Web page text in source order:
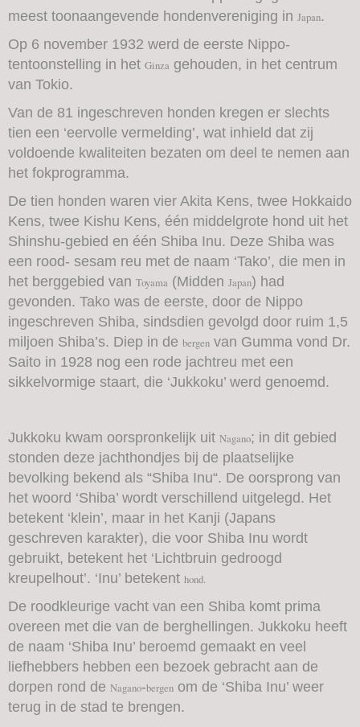
meest toonaangevende hondenvereniging in Japan.
Op 6 november 1932 werd de eerste Nippo-
tentoonstelling in het Ginza gehouden, in het centrum
van Tokio.
Van de 81 ingeschreven honden kregen er slechts
tien een ‘eervolle vermelding’, wat inhield dat zij
voldoende kwaliteiten bezaten om deel te nemen aan
het fokprogramma.
De tien honden waren vier Akita Kens, twee Hokkaido
Kens, twee Kishu Kens, één middelgrote hond uit het
Shinshu-gebied en één Shiba Inu. Deze Shiba was
een rood- sesam reu met de naam ‘Tako’, die men in
het berggebied van Toyama (Midden Japan) had
gevonden. Tako was de eerste, door de Nippo
ingeschreven Shiba, sindsdien gevolgd door ruim 1,5
miljoen Shiba’s. Diep in de bergen van Gumma vond Dr.
Saito in 1928 nog een rode jachtreu met een
sikkelvormige staart, die ‘Jukkoku’ werd genoemd.
Jukkoku kwam oorspronkelijk uit Nagano; in dit gebied
stonden deze jachthondjes bij de plaatselijke
bevolking bekend als “Shiba Inu“. De oorsprong van
het woord ‘Shiba’ wordt verschillend uitgelegd. Het
betekent ‘klein’, maar in het Kanji (Japans
geschreven karakter), die voor Shiba Inu wordt
gebruikt, betekent het ‘Lichtbruin gedroogd
kreupelhout’. ‘Inu’ betekent hond.
De roodkleurige vacht van een Shiba komt prima
overeen met die van de berghellingen. Jukkoku heeft
de naam ‘Shiba Inu’ beroemd gemaakt en veel
liefhebbers hebben een bezoek gebracht aan de
dorpen rond de Nagano-bergen om de ‘Shiba Inu’ weer
terug in de stad te brengen.